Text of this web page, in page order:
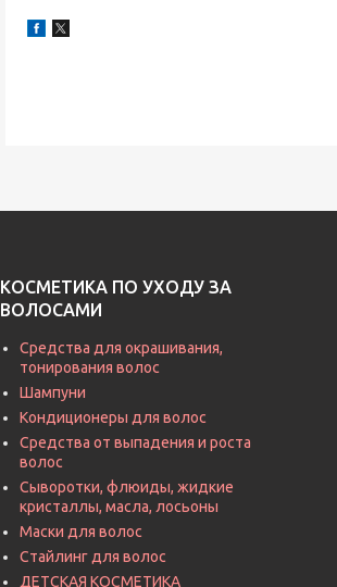
КОСМЕТИКА ПО УХОДУ ЗА
ВОЛОСАМИ
Средства для окрашивания,
тонирования волос
Шампуни
Кондиционеры для волос
Средства от выпадения и роста
волос
Сыворотки, флюиды, жидкие
кристаллы, масла, лосьоны
Маски для волос
Стайлинг для волос
ДЕТСКАЯ КОСМЕТИКА